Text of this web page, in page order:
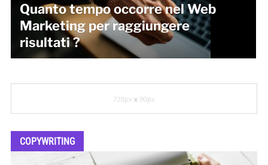
Quanto tempo occorre nel Web
Marketing per raggiungere
risultati ?
COPYWRITING